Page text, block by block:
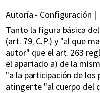
Autoría - Configuración |
Tanto la figura básica
(art. 79, C.P.) y "al que
autor" que el art. 263
el apartado a) de la
"a la participación de los
atingente "al cuerpo del